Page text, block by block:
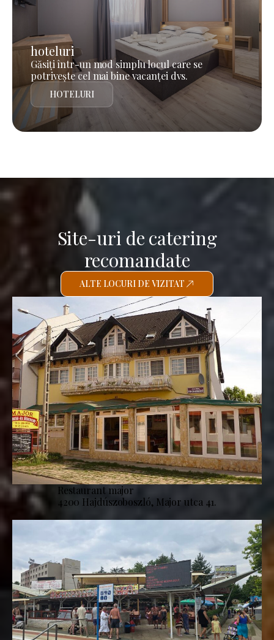
hoteluri
Găsiți într-un mod simplu locul care se
potrivește cel mai bine vacanței dvs.
HOTELURI
Site-uri de catering
recomandate
ALTE LOCURI DE VIZITAT
Restaurant major
4200 Hajdúszoboszló, Major utca 41.